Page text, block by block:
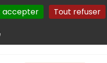
accepter Tout refuser
Plan du site Gestion des